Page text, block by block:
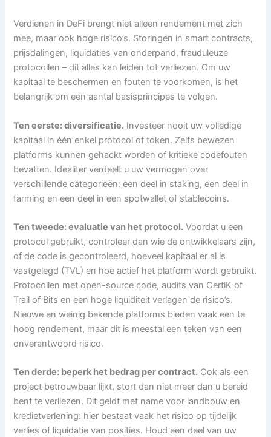
Verdienen in DeFi brengt niet alleen rendement met zich
mee, maar ook hoge risico’s. Storingen in smart contracts,
prijsdalingen, liquidaties van onderpand, frauduleuze
protocollen – dit alles kan leiden tot verliezen. Om uw
kapitaal te beschermen en fouten te voorkomen, is het
belangrijk om een ​​aantal basisprincipes te volgen.
Ten eerste: diversificatie. Investeer nooit uw volledige
kapitaal in één enkel protocol of token. Zelfs bewezen
platforms kunnen gehackt worden of kritieke codefouten
bevatten. Idealiter verdeelt u uw vermogen over
verschillende categorieën: een deel in staking, een deel in
farming en een deel in een spotwallet of stablecoins.
Ten tweede: evaluatie van het protocol. Voordat u een
protocol gebruikt, controleer dan wie de ontwikkelaars zijn,
of de code is gecontroleerd, hoeveel kapitaal er al is
vastgelegd (TVL) en hoe actief het platform wordt gebruikt.
Protocollen met open-source code, audits van CertiK of
Trail of Bits en een hoge liquiditeit verlagen de risico’s.
Nieuwe en weinig bekende platforms bieden vaak een te
hoog rendement, maar dit is meestal een teken van een
onverantwoord risico.
Ten derde: beperk het bedrag per contract. Ook als een
project betrouwbaar lijkt, stort dan niet meer dan u bereid
bent te verliezen. Dit geldt met name voor landbouw en
kredietverlening: hier bestaat vaak het risico op tijdelijk
verlies of liquidatie van posities. Houd een deel van uw